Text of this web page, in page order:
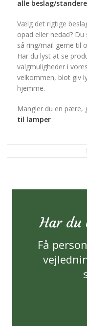
alle beslag/
Vælg det rigtige
opad eller nedad?
så ring/mail gerne til
Har du lyst at se
valgmuligheder i
velkommen, blot giv
hjemme.
Mangler du en pære,
til lamper
Har du
Få